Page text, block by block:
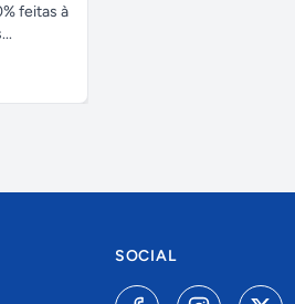
feitas à
SOCIAL